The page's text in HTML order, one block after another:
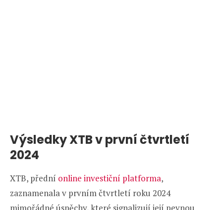
Výsledky XTB v první čtvrtletí
2024
XTB, přední online investiční platforma,
zaznamenala v prvním čtvrtletí roku 2024